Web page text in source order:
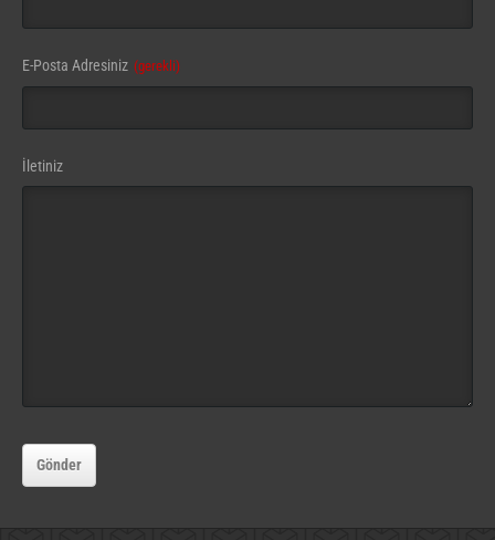
E-Posta Adresiniz (gerekli)
İletiniz
Gönder